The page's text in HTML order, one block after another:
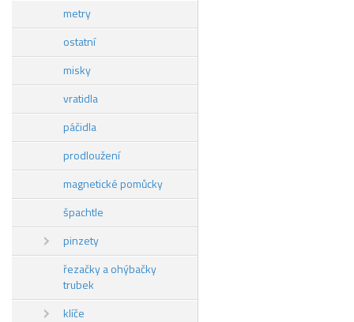
metry
ostatní
misky
vratidla
páčidla
prodloužení
magnetické pomůcky
špachtle
pinzety
řezačky a ohýbačky
trubek
klíče